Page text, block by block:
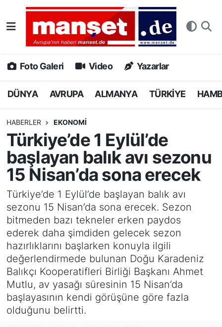
Foto Galeri Video Yazarlar
DÜNYA AVRUPA ALMANYA TÜRKİYE
HABERLER EKONOMİ
Türkiye’de 1 Eylül’de
başlayan balık avı sezonu
15 Nisan’da sona erecek
Türkiye’de 1 Eylül’de başlayan balık avı
sezonu 15 Nisan’da sona erecek. Sezon
bitmeden bazı tekneler erken paydos
ederek daha şimdiden gelecek sezon
hazırlıklarını başlarken konuyla ilgili
değerlendirmede bulunan Doğu Karadeniz
Balıkçı Kooperatifleri Birliği Başkanı Ahmet
Mutlu, av yasağı süresinin 15 Nisan’da
başlayasının kendi görüşüne göre fazla
olduğunu belirtti.
DÜNYA
AVRUPA
ALMANYA
HAMBURG
SPOR
DEUTSCH
EKONOMİ
SİYASET
SAĞLIK
Nöbetçi Eczaneler
Hava Durumu
Namaz Vakitleri
Puan Durumu ve Fikstür
Tüm Manşetler
Son Dakika Haberleri
Haber Arşivi